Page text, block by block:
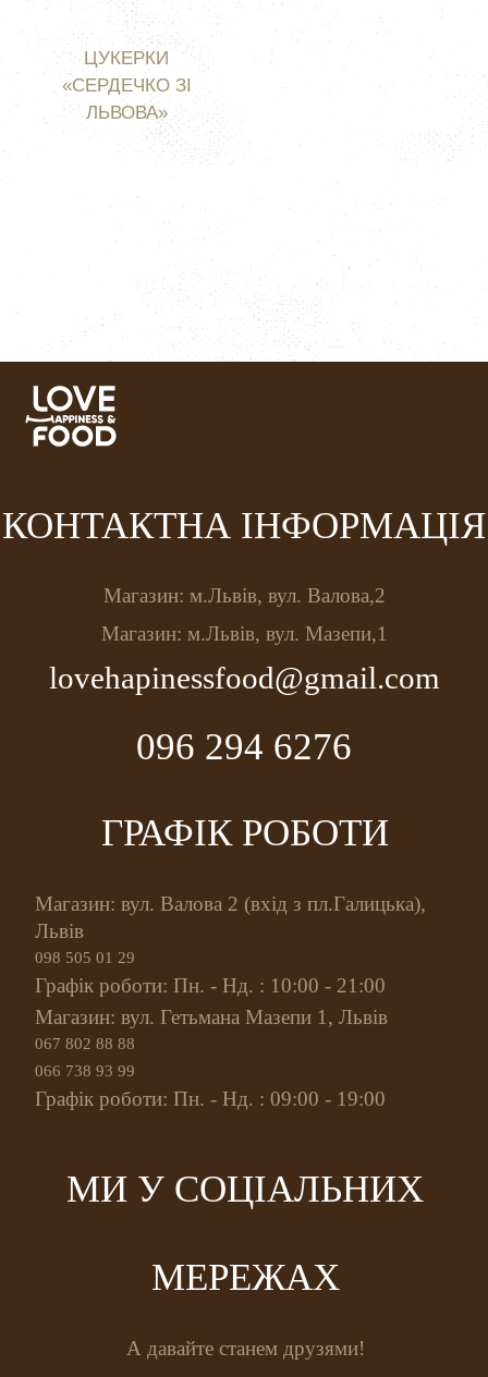
ЦУКЕРКИ
«СЕРДЕЧКО ЗІ
ЛЬВОВА»
КОНТАКТНА ІНФОРМАЦІЯ
Магазин: м.Львів, вул. Валова,2
Магазин: м.Львів, вул. Мазепи,1
lovehapinessfood@gmail.com
096 294 6276
ГРАФІК РОБОТИ
Магазин: вул. Валова 2 (вхід з пл.Галицька),
Львів
098 505 01 29
Графік роботи: Пн. - Нд. : 10:00 - 21:00
Магазин: вул. Гетьмана Мазепи 1, Львів
067 802 88 88
066 738 93 99
Графік роботи: Пн. - Нд. : 09:00 - 19:00
МИ У СОЦІАЛЬНИХ
МЕРЕЖАХ
А давайте станем друзями!